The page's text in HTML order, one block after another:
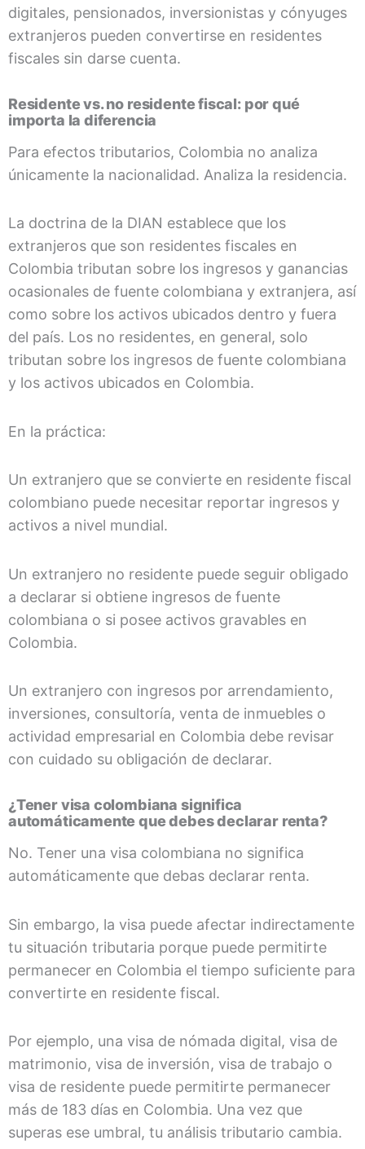
digitales, pensionados, inversionistas y cónyuges
extranjeros pueden convertirse en residentes
fiscales sin darse cuenta.
Residente vs. no residente fiscal: por qué
importa la diferencia
Para efectos tributarios, Colombia no analiza
únicamente la nacionalidad. Analiza la residencia.
La doctrina de la DIAN establece que los
extranjeros que son residentes fiscales en
Colombia tributan sobre los ingresos y ganancias
ocasionales de fuente colombiana y extranjera, así
como sobre los activos ubicados dentro y fuera
del país. Los no residentes, en general, solo
tributan sobre los ingresos de fuente colombiana
y los activos ubicados en Colombia.
En la práctica:
Un extranjero que se convierte en residente fiscal
colombiano puede necesitar reportar ingresos y
activos a nivel mundial.
Un extranjero no residente puede seguir obligado
a declarar si obtiene ingresos de fuente
colombiana o si posee activos gravables en
Colombia.
Un extranjero con ingresos por arrendamiento,
inversiones, consultoría, venta de inmuebles o
actividad empresarial en Colombia debe revisar
con cuidado su obligación de declarar.
¿Tener visa colombiana significa
automáticamente que debes declarar renta?
No. Tener una visa colombiana no significa
automáticamente que debas declarar renta.
Sin embargo, la visa puede afectar indirectamente
tu situación tributaria porque puede permitirte
permanecer en Colombia el tiempo suficiente para
convertirte en residente fiscal.
Por ejemplo, una visa de nómada digital, visa de
matrimonio, visa de inversión, visa de trabajo o
visa de residente puede permitirte permanecer
más de 183 días en Colombia. Una vez que
superas ese umbral, tu análisis tributario cambia.